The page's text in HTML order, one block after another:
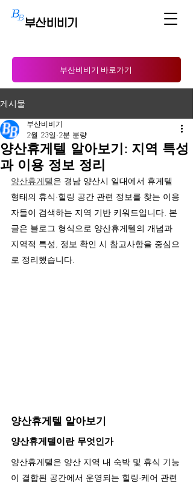
부산비비기 바로가기
게시물
양산휴게텔 알아보기: 지역 특성
과 이용 정보 정리
부산비비기
2월 23일 2분 분량
양산휴게텔은 경남 양산시 일대에서 휴게텔
형태의 휴식·힐링 공간 관련 정보를 찾는 이용
자들이 검색하는 지역 기반 키워드입니다. 본
글은 블로그 형식으로 양산휴게텔의 개념과
지역적 특성, 정보 확인 시 참고사항을 중심으
로 정리했습니다.
양산휴게텔 알아보기
양산휴게텔이란 무엇인가
양산휴게텔은 양산 지역 내 숙박 및 휴식 기능
이 결합된 공간에서 운영되는 힐링·케어 관련